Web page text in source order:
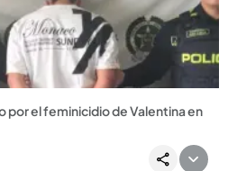
Noticia
por el feminicidio de Valentina en
por violencia intrafamiliar
de estupefacientes....